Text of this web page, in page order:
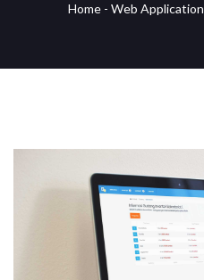
Home- Web Application